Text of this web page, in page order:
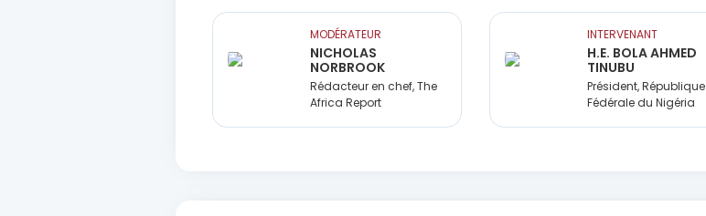
MODÉRATEUR
NICHOLAS
NORBROOK
Rédacteur en chef, The
Africa Report
INTERVENANT
H.E. BOLA AHMED
TINUBU
Président, République
Fédérale du Nigéria